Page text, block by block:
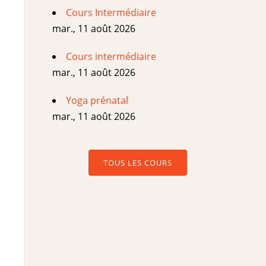
Cours Intermédiaire
mar., 11 août 2026
Cours intermédiaire
mar., 11 août 2026
Yoga prénatal
mar., 11 août 2026
TOUS LES COURS